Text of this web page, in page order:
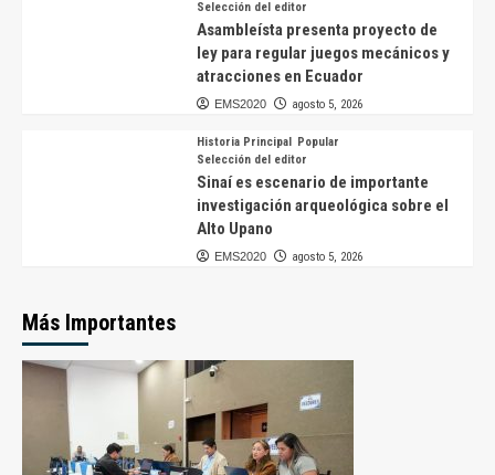
Selección del editor
Asambleísta presenta proyecto de
ley para regular juegos mecánicos y
atracciones en Ecuador
EMS2020 agosto 5, 2026
Historia Principal Popular
Selección del editor
Sinaí es escenario de importante
investigación arqueológica sobre el
Alto Upano
EMS2020 agosto 5, 2026
Más Importantes